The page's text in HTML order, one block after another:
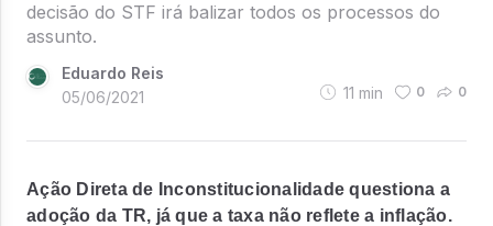
decisão do STF irá balizar todos os processos do
assunto.
Eduardo Reis
05/06/2021
11 min 0 0
Ação Direta de Inconstitucionalidade questiona a
adoção da TR, já que a taxa não reflete a inflação.